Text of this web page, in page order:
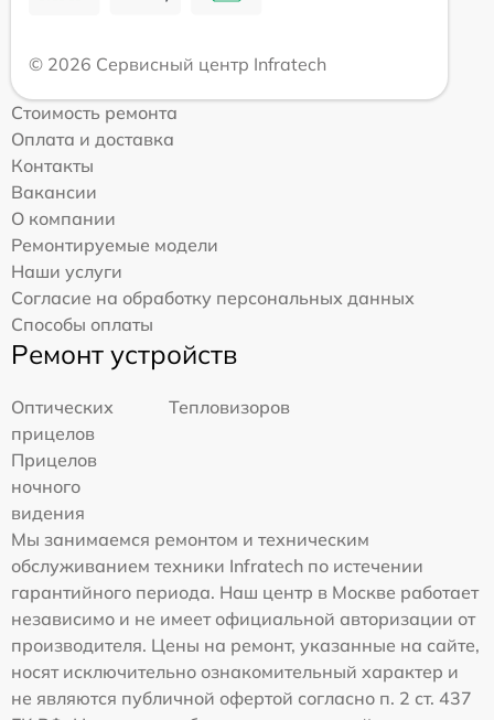
© 2026 Сервисный центр Infratech
Стоимость ремонта
Оплата и доставка
Контакты
Вакансии
О компании
Ремонтируемые модели
Наши услуги
Согласие на обработку персональных данных
Способы оплаты
Ремонт устройств
Оптических
прицелов
Тепловизоров
Прицелов
ночного
видения
Мы занимаемся ремонтом и техническим
обслуживанием техники Infratech по истечении
гарантийного периода. Наш центр в Москве работает
независимо и не имеет официальной авторизации от
производителя. Цены на ремонт, указанные на сайте,
носят исключительно ознакомительный характер и
не являются публичной офертой согласно п. 2 ст. 437